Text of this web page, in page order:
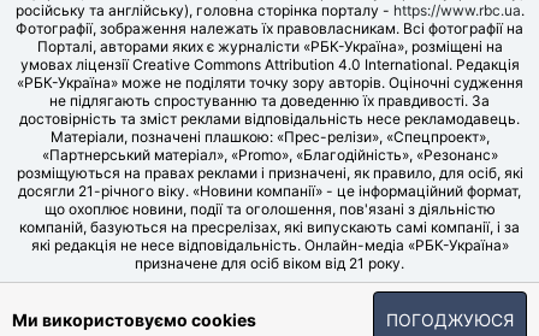
російську та англійську), головна сторінка порталу - https://www.rbc.ua.
Фотографії, зображення належать їх правовласникам. Всі фотографії на
Порталі, авторами яких є журналісти «РБК-Україна», розміщені на
умовах ліцензії Creative Commons Attribution 4.0 International. Редакція
«РБК-Україна» може не поділяти точку зору авторів. Оціночні судження
не підлягають спростуванню та доведенню їх правдивості. За
достовірність та зміст реклами відповідальність несе рекламодавець.
Матеріали, позначені плашкою: «Прес-релізи», «Спецпроект»,
«Партнерський матеріал», «Promo», «Благодійність», «Резонанс»
розміщуються на правах реклами і призначені, як правило, для осіб, які
досягли 21-річного віку. «Новини компанії» - це інформаційний формат,
що охоплює новини, події та оголошення, пов'язані з діяльністю
компаній, базуються на пресрелізах, які випускають самі компанії, і за
які редакція не несе відповідальність. Онлайн-медіа «РБК-Україна»
призначене для осіб віком від 21 року.
© LLC «UBT MEDIA», 2006-2026.
Ми використовуємо cookies ПОГОДЖУЮСЯ